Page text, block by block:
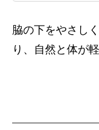
脇の下をやさし
り、自然と体が